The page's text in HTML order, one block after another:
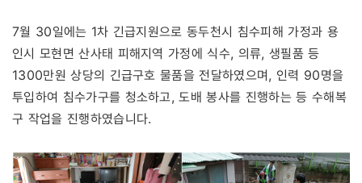
7월 30일에는 1차 긴급지원으로 동두천시 침수피해 가정과 용
인시 모현면 산사태 피해지역 가정에 식수, 의류, 생필품 등
1300만원 상당의 긴급구호 물품을 전달하였으며, 인력 90명을
투입하여 침수가구를 청소하고, 도배 봉사를 진행하는 등 수해복
구 작업을 진행하였습니다.